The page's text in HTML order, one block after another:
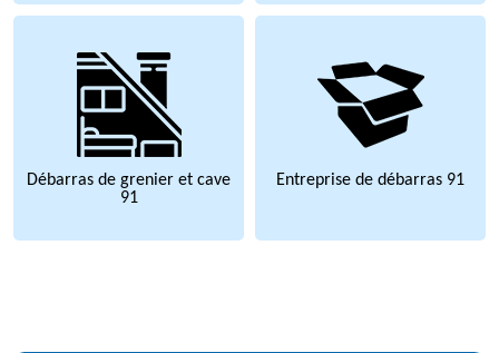
Débarras de grenier et cave
91
Entreprise de débarras 91